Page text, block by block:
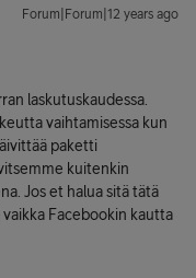
Forum|Forum|12 years ago
laskutuskaudessa.
vaihtamisessa kun
paketti
kuitenkin
Jos et halua sitä tätä
Facebookin kautta